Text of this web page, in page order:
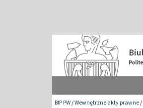
BIP PW/Wewnętrzne akty prawne/